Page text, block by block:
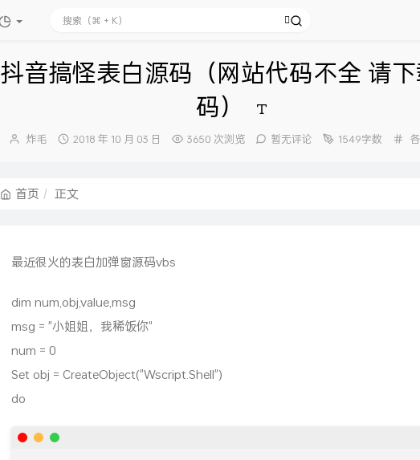
抖音搞怪表白源码（网站代码不全 请
码）
博
炸毛
发
2018 年 10 月 03 日 3650 次浏览 暂无评论 1549字数
分
首页 正文
最近很火的表白加弹窗源码vbs
dim num,obj,value,msg
msg = "小姐姐，我稀饭你"
num = 0
Set obj = CreateObject("Wscript.Shell")
do